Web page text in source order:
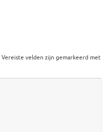
Vereiste velden zijn gemarkeerd met